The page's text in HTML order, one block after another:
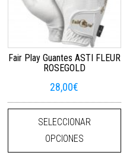
producto tiene múltiples
Fair Play Guantes ASTI FLEUR
ROSEGOLD
28,00€
SELECCIONAR
OPCIONES